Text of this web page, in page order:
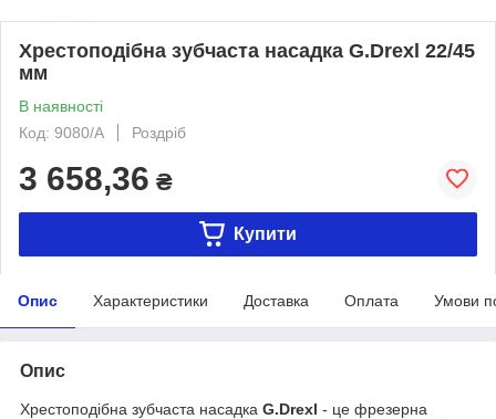
Хрестоподібна зубчаста насадка G.Drexl 22/45
мм
В наявності
Код: 9080/A
Роздріб
3 658,36 ₴
Купити
Опис Характеристики Доставка Оплата Умови
Опис
Хрестоподібна зубчаста насадка G.Drexl - це фрезерна